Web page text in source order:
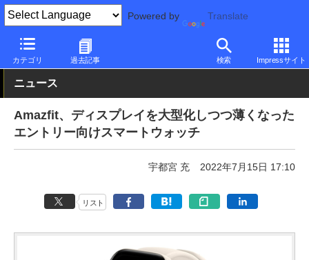
Powered by Translate
カテゴリ 過去記事 検索 Impressサイト
PC Watch 半導体/周辺機器 スマートウォッチ その他
ニュース
Amazfit、ディスプレイを大型化しつつ薄くなった
エントリー向けスマートウォッチ
宇都宮 充 2022年7月15日 17:10
リスト